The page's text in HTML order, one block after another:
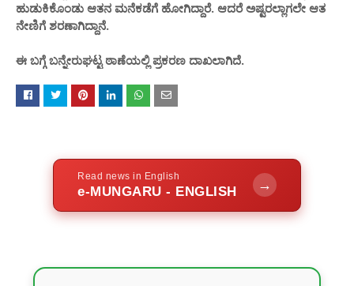
ಹುಡುಕಿಕೊಂಡು ಆತನ ಮನೆಕಡೆಗೆ ಹೋಗಿದ್ದಾರೆ. ಆದರೆ ಅಷ್ಟರಲ್ಲಾಗಲೇ ಆತ
ನೇಣಿಗೆ ಶರಣಾಗಿದ್ದಾನೆ.
ಈ ಬಗ್ಗೆ ಬನ್ನೇರುಘಟ್ಟ ಠಾಣೆಯಲ್ಲಿ ಪ್ರಕರಣ ದಾಖಲಾಗಿದೆ.
Read news in English
e-MUNGARU - ENGLISH →